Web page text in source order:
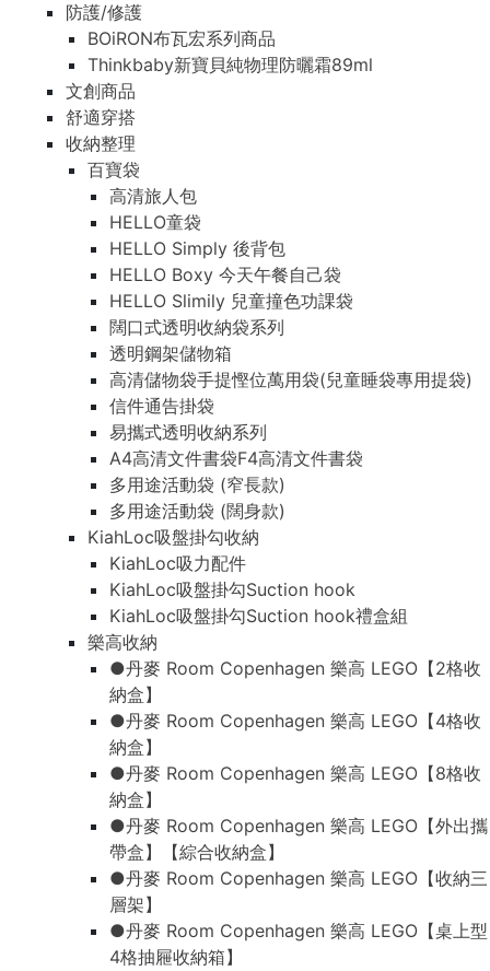
防護/修護
BOiRON布瓦宏系列商品
Thinkbaby新寶貝純物理防曬霜89ml
文創商品
舒適穿搭
收納整理
百寶袋
高清旅人包
HELLO童袋
HELLO Simply 後背包
HELLO Boxy 今天午餐自己袋
HELLO Slimily 兒童撞色功課袋
闊口式透明收納袋系列
透明鋼架儲物箱
高清儲物袋手提慳位萬用袋(兒童睡袋專用提袋)
信件通告掛袋
易攜式透明收納系列
A4高清文件書袋F4高清文件書袋
多用途活動袋 (窄長款)
多用途活動袋 (闊身款)
KiahLoc吸盤掛勾收納
KiahLoc吸力配件
KiahLoc吸盤掛勾Suction hook
KiahLoc吸盤掛勾Suction hook禮盒組
樂高收納
●丹麥 Room Copenhagen 樂高 LEGO【2格收
納盒】
●丹麥 Room Copenhagen 樂高 LEGO【4格收
納盒】
●丹麥 Room Copenhagen 樂高 LEGO【8格收
納盒】
●丹麥 Room Copenhagen 樂高 LEGO【外出攜
帶盒】【綜合收納盒】
●丹麥 Room Copenhagen 樂高 LEGO【收納三
層架】
●丹麥 Room Copenhagen 樂高 LEGO【桌上型
4格抽屜收納箱】